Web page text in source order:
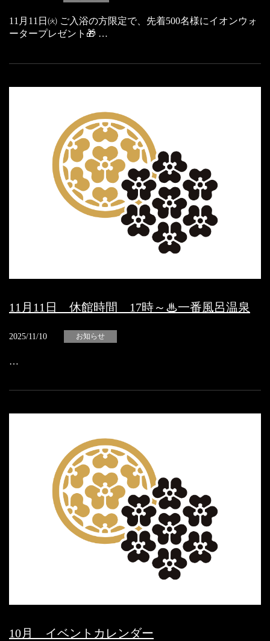
11月11日㈫ ご入浴の方限定で、先着500名様にイオンウォ
ータープレゼント🎁 …
11月11日 休館時間 17時～♨一番風呂温泉
2025/11/10 お知らせ
…
10月 イベントカレンダー